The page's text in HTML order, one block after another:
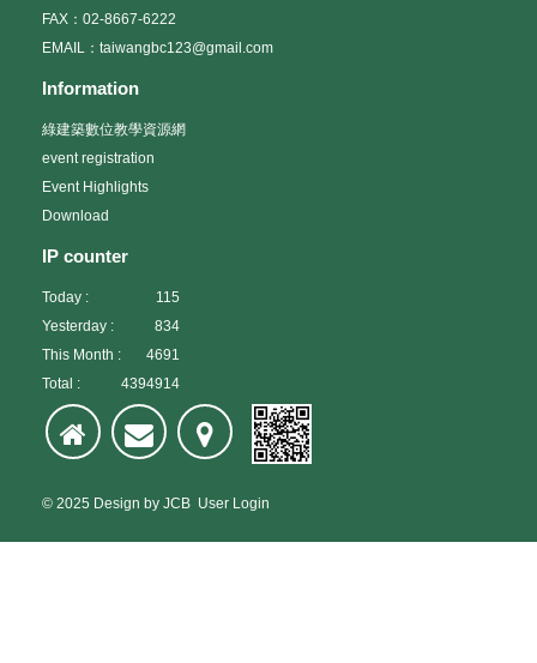
FAX：02-8667-6222
EMAIL：taiwangbc123@gmail.com
Information
綠建築數位教學資源網
event registration
Event Highlights
Download
IP counter
Today :
115
Yesterday :
834
This Month :
4691
Total :
4394914
© 2025 Design by JCB User Login